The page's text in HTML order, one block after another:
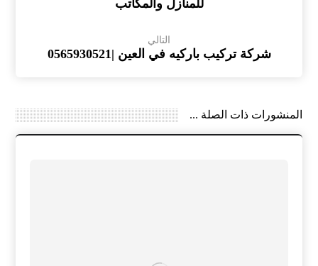
للمنازل والمكاتب
التالي
شركة تركيب باركيه في العين |0565930521
المنشورات ذات الصلة ...